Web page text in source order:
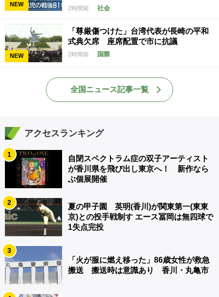
NEW
2時間前 社会
NEW
「尊厳傷つけた」台湾代表が長崎の平和
式典欠席 座席配置で市に抗議
2時間前 国際
全国ニュース記事一覧
アクセスランキング
1
自閉スペクトラム症の双子アーティスト
が香川県を飛び出し東京へ！ 新作なら
ぶ個展開催
2
夏の甲子園 英明(香川)が関東第一(東東
京)との投手戦制す エース冨岡は無四球で
1失点完投
3
「火が服に燃え移った」86歳女性が救急
搬送 搬送時は意識あり 香川・丸亀市